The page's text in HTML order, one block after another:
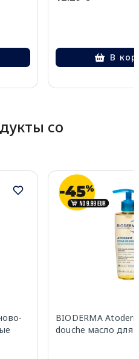
В
со
BIODERMA
douche масло для